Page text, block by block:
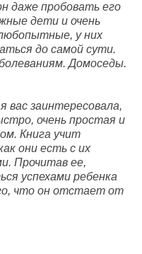
даже пробовать его
дети и очень
у них
до самой сути.
Домоседы.
вас заинтересовала,
очень простая и
Книга учит
они есть с их
Прочитав ее,
успехами ребенка
что он отстает от